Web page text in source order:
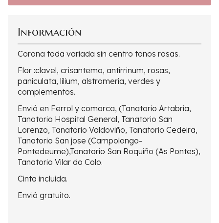
Información
Corona toda variada sin centro tonos rosas.
Flor :clavel, crisantemo, antirrinum, rosas,
paniculata, lilium, alstromeria, verdes y
complementos.
Envió en Ferrol y comarca, (Tanatorio Artabria,
Tanatorio Hospital General, Tanatorio San
Lorenzo, Tanatorio Valdoviño, Tanatorio Cedeira,
Tanatorio San jose (Campolongo-
Pontedeume),Tanatorio San Roquiño (As Pontes),
Tanatorio Vilar do Colo.
Cinta incluida.
Envió gratuito.